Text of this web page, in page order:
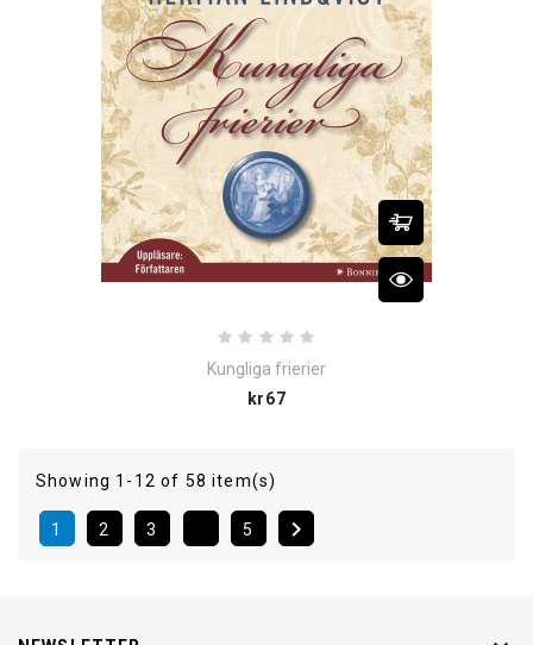
Kungliga frierier
kr67Price
Showing 1-12 of 58 item(s)
1 2 3 5 